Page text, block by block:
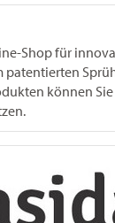
Shop für
patentierten
können Sie